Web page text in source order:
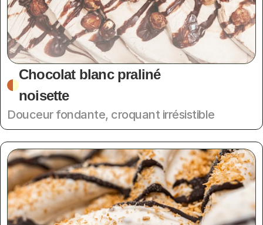
Chocolat blanc praliné
noisette
Douceur fondante, croquant irrésistible